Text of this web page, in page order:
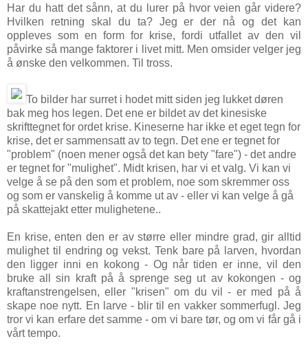
Har du hatt det sånn, at du lurer på hvor veien går videre?
Hvilken retning skal du ta? Jeg er der nå og det kan
oppleves som en form for krise, fordi utfallet av den vil
påvirke så mange faktorer i livet mitt. Men omsider velger jeg
å ønske den velkommen. Til tross.
To bilder har surret i hodet mitt siden jeg lukket døren
bak meg hos legen. Det ene er bildet av det kinesiske
skrifttegnet for ordet krise. Kineserne har ikke et eget tegn for
krise, det er sammensatt av to tegn. Det ene er tegnet for
"problem" (noen mener også det kan bety "fare") - det andre
er tegnet for "mulighet". Midt krisen, har vi et valg. Vi kan vi
velge å se på den som et problem, noe som skremmer oss
og som er vanskelig å komme ut av - eller vi kan velge å gå
på skattejakt etter mulighetene..
En krise, enten den er av større eller mindre grad, gir alltid
mulighet til endring og vekst. Tenk bare på larven, hvordan
den ligger inni en kokong - Og når tiden er inne, vil den
bruke all sin kraft på å sprenge seg ut av kokongen - og
kraftanstrengelsen, eller "krisen" om du vil - er med på å
skape noe nytt. En larve - blir til en vakker sommerfugl. Jeg
tror vi kan erfare det samme - om vi bare tør, og om vi får gå i
vårt tempo.